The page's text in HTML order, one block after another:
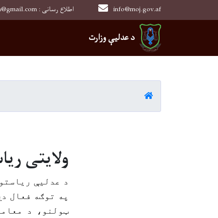
د عدلیې وزارت
info@moj.gov.af 0202526849 : moj.afghanistan@gmail.com : اطلاع رسانی
Main navigation
کور
ولایتی
د عدلیې
په توګه فعال
ټولنو، د